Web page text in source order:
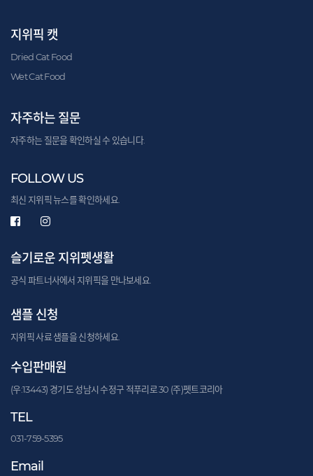
지위픽 캣
Dried Cat Food
Wet Cat Food
자주하는 질문
자주하는 질문을 확인하실 수 있습니다.
FOLLOW US
최신 지위픽 뉴스를 확인하세요.
슬기로운 지위펫생활
공식 파트너사에서 지위픽을 만나보세요.
샘플 신청
지위픽 사료 샘플을 신청하세요.
수입판매원
(우:13443) 경기도 성남시 수정구 적푸리로 30 (주)펫트코리아
TEL
031-759-5395
Email